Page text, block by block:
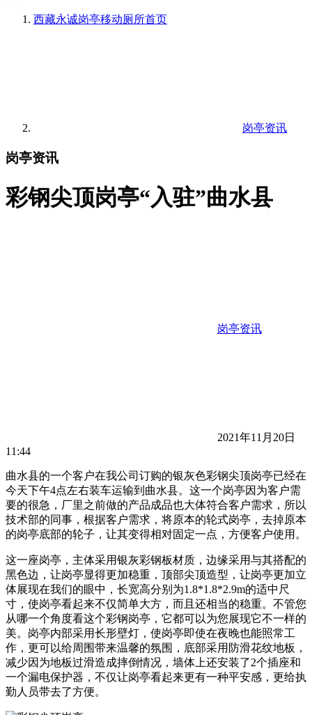
西藏永诚岗亭移动厕所首页
岗亭资讯
岗亭资讯
彩钢尖顶岗亭“入驻”曲水县
岗亭资讯
2021年11月20日
11:44
曲水县的一个客户在我公司订购的银灰色彩钢尖顶岗亭已经在
今天下午4点左右装车运输到曲水县。这一个岗亭因为客户需
要的很急，厂里之前做的产品成品也大体符合客户需求，所以
技术部的同事，根据客户需求，将原本的轮式岗亭，去掉原本
的岗亭底部的轮子，让其变得相对固定一点，方便客户使用。
这一座岗亭，主体采用银灰彩钢板材质，边缘采用与其搭配的
黑色边，让岗亭显得更加稳重，顶部尖顶造型，让岗亭更加立
体展现在我们的眼中，长宽高分别为1.8*1.8*2.9m的适中尺
寸，使岗亭看起来不仅简单大方，而且还相当的稳重。不管您
从哪一个角度看这个彩钢岗亭，它都可以为您展现它不一样的
美。岗亭内部采用长形壁灯，使岗亭即使在夜晚也能照常工
作，更可以给周围带来温馨的氛围，底部采用防滑花纹地板，
减少因为地板过滑造成摔倒情况，墙体上还安装了2个插座和
一个漏电保护器，不仅让岗亭看起来更有一种平安感，更给执
勤人员带去了方便。